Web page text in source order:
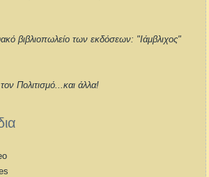
βιβλιοπωλείο των εκδόσεων: "Ιάμβλιχος"
Πολιτισμό...και άλλα!